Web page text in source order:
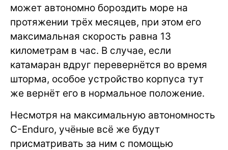
может автономно бороздить море на
протяжении трёх месяцев, при этом его
максимальная скорость равна 13
километрам в час. В случае, если
катамаран вдруг перевернётся во время
шторма, особое устройство корпуса тут
же вернёт его в нормальное положение.
Несмотря на максимальную автономность
C-Enduro, учёные всё же будут
присматривать за ним с помощью